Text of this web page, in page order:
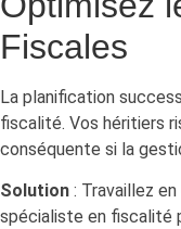
Fiscales
La planification
fiscalité. Vos héritiers
conséquente si la
Solution : Travaillez
spécialiste en fiscalité